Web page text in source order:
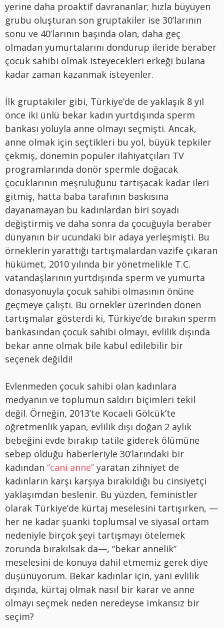
yerine daha proaktif davrananlar; hızla büyüyen
grubu oluşturan son gruptakiler ise 30’larının
sonu ve 40’larının başında olan, daha geç
olmadan yumurtalarını dondurup ileride beraber
çocuk sahibi olmak isteyecekleri erkeği bulana
kadar zaman kazanmak isteyenler.
İlk gruptakiler gibi, Türkiye’de de yaklaşık 8 yıl
önce iki ünlü bekar kadın yurtdışında sperm
bankası yoluyla anne olmayı seçmişti. Ancak,
anne olmak için seçtikleri bu yol, büyük tepkiler
çekmiş, dönemin popüler ilahiyatçıları TV
programlarında donör spermle doğacak
çocuklarının meşruluğunu tartışacak kadar ileri
gitmiş, hatta baba tarafının baskısına
dayanamayan bu kadınlardan biri soyadı
değiştirmiş ve daha sonra da çocuğuyla beraber
dünyanın bir ucundaki bir adaya yerleşmişti. Bu
örneklerin yarattığı tartışmalardan vazife çıkaran
hükümet, 2010 yılında bir yönetmelikle T.C.
vatandaşlarının yurtdışında sperm ve yumurta
donasyonuyla çocuk sahibi olmasının önüne
geçmeye çalıştı. Bu örnekler üzerinden dönen
tartışmalar gösterdi ki, Türkiye’de bırakın sperm
bankasından çocuk sahibi olmayı, evlilik dışında
bekar anne olmak bile kabul edilebilir bir
seçenek değildi!
Evlenmeden çocuk sahibi olan kadınlara
medyanın ve toplumun saldırı biçimleri tekil
değil. Örneğin, 2013’te Kocaeli Gölcük’te
öğretmenlik yapan, evlilik dışı doğan 2 aylık
bebeğini evde bırakıp tatile giderek ölümüne
sebep olduğu haberleriyle 30’larındaki bir
kadından “cani anne” yaratan zihniyet de
kadınların karşı karşıya bırakıldığı bu cinsiyetçi
yaklaşımdan beslenir. Bu yüzden, feministler
olarak Türkiye’de kürtaj meselesini tartışırken, —
her ne kadar şuanki toplumsal ve siyasal ortam
nedeniyle birçok şeyi tartışmayı ötelemek
zorunda bırakılsak da—, “bekar annelik”
meselesini de konuya dahil etmemiz gerek diye
düşünüyorum. Bekar kadınlar için, yani evlilik
dışında, kürtaj olmak nasıl bir karar ve anne
olmayı seçmek neden neredeyse imkansız bir
seçim?